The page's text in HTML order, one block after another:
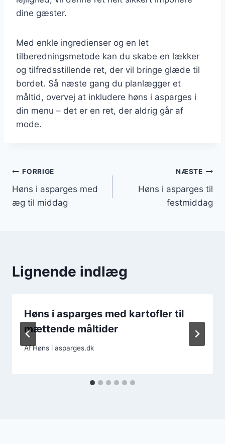
dine gæster.
Med enkle ingredienser og en let
tilberedningsmetode kan du skabe en lækker
og tilfredsstillende ret, der vil bringe glæde til
bordet. Så næste gang du planlægger et
måltid, overvej at inkludere høns i asparges i
din menu – det er en ret, der aldrig går af
mode.
Indlægsnavigation
FORRIGE
Høns i asparges med
æg til middag
NÆSTE
Høns i asparges til
festmiddag
Lignende indlæg
Høns i asparges med kartofler til
mættende måltider
AfHøns i asparges.dk